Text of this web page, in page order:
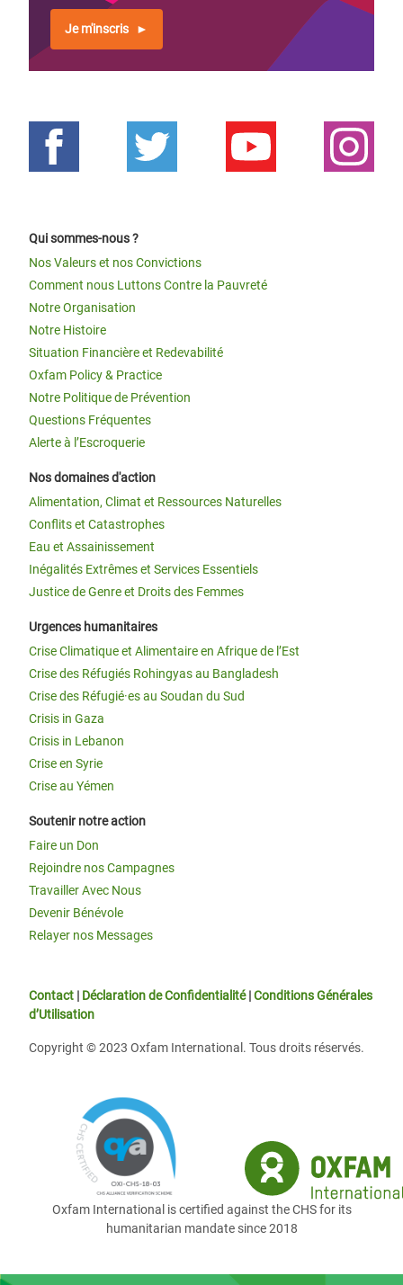
Je m'inscris
Qui sommes-nous ?
Nos Valeurs et nos Convictions
Comment nous Luttons Contre la Pauvreté
Notre Organisation
Notre Histoire
Situation Financière et Redevabilité
Oxfam Policy & Practice
Notre Politique de Prévention
Questions Fréquentes
Alerte à l’Escroquerie
Nos domaines d'action
Alimentation, Climat et Ressources Naturelles
Conflits et Catastrophes
Eau et Assainissement
Inégalités Extrêmes et Services Essentiels
Justice de Genre et Droits des Femmes
Urgences humanitaires
Crise Climatique et Alimentaire en Afrique de l’Est
Crise des Réfugiés Rohingyas au Bangladesh
Crise des Réfugié·es au Soudan du Sud
Crisis in Gaza
Crisis in Lebanon
Crise en Syrie
Crise au Yémen
Soutenir notre action
Faire un Don
Rejoindre nos Campagnes
Travailler Avec Nous
Devenir Bénévole
Relayer nos Messages
Contact | Déclaration de Confidentialité|Conditions Générales
d’Utilisation
Copyright © 2023 Oxfam International. Tous droits réservés.
Oxfam International is certified against the CHS for its
humanitarian mandate since 2018